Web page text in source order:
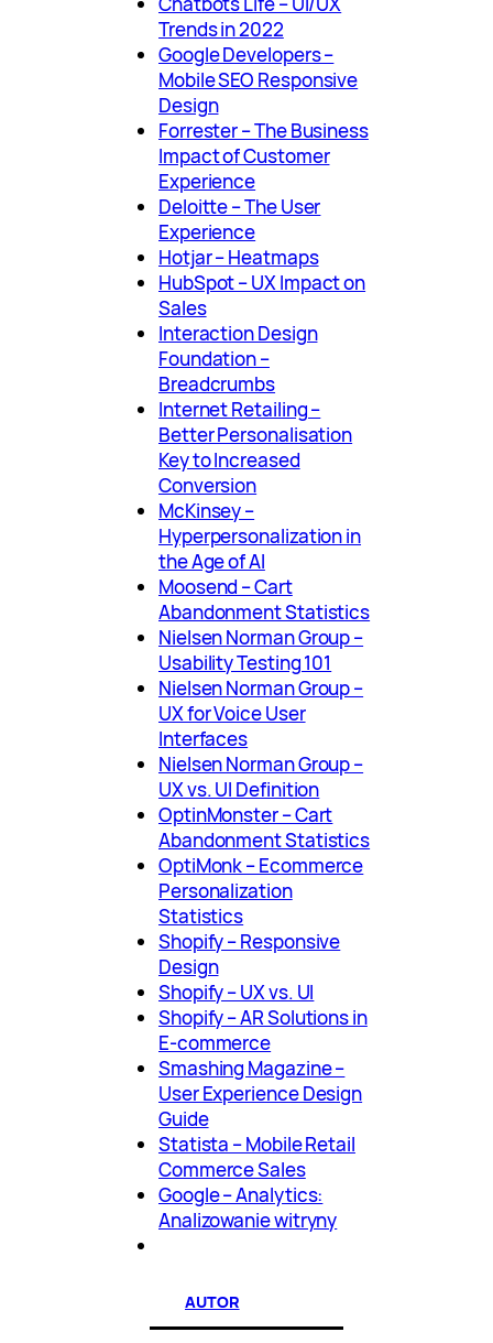
Trends in 2022
Google Developers –
Mobile SEO Responsive
Design
Forrester – The Business
Impact of Customer
Experience
Deloitte – The User
Experience
Hotjar – Heatmaps
HubSpot – UX Impact on
Sales
Interaction Design
Foundation –
Breadcrumbs
Internet Retailing –
Better Personalisation
Key to Increased
Conversion
McKinsey –
Hyperpersonalization in
the Age of AI
Moosend – Cart
Abandonment Statistics
Nielsen Norman Group –
Usability Testing 101
Nielsen Norman Group –
UX for Voice User
Interfaces
Nielsen Norman Group –
UX vs. UI Definition
OptinMonster – Cart
Abandonment Statistics
OptiMonk – Ecommerce
Personalization
Statistics
Shopify – Responsive
Design
Shopify – UX vs. UI
Shopify – AR Solutions in
E-commerce
Smashing Magazine –
User Experience Design
Guide
Statista – Mobile Retail
Commerce Sales
Google – Analytics:
Analizowanie witryny
AUTOR